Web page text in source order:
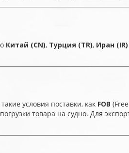
Китай (CN), Турция (TR), Иран (IR)
условия поставки, как FOB
товара на судно. Для